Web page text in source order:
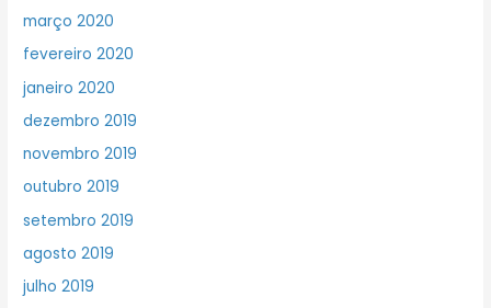
março 2020
fevereiro 2020
janeiro 2020
dezembro 2019
novembro 2019
outubro 2019
setembro 2019
agosto 2019
julho 2019